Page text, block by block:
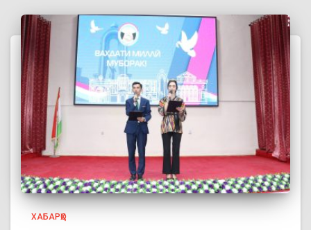
ХАБАРҲО